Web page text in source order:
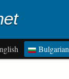
Bulgarian